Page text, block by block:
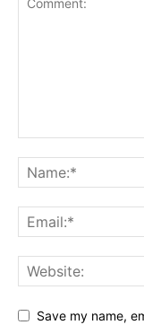
Save my name,